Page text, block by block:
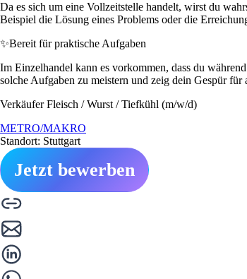
Da es sich um eine Vollzeitstelle handelt, wirst du
Beispiel die Lösung eines Problems oder die
✨Bereit für praktische Aufgaben
Im Einzelhandel kann es vorkommen, dass du
solche Aufgaben zu meistern und zeig dein Gespür für
Verkäufer Fleisch / Wurst / Tiefkühl (m/w/d)
METRO/MAKRO
Standort: Stuttgart
Jetzt bewerben